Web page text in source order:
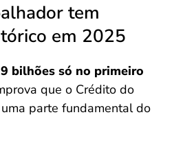
tem
em 2025
bilhões só no primeiro
que o Crédito do
parte fundamental do